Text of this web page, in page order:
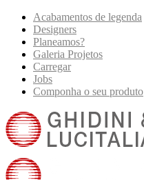
Acabamentos de legenda
Designers
Planeamos?
Galeria Projetos
Carregar
Jobs
Componha o seu produto